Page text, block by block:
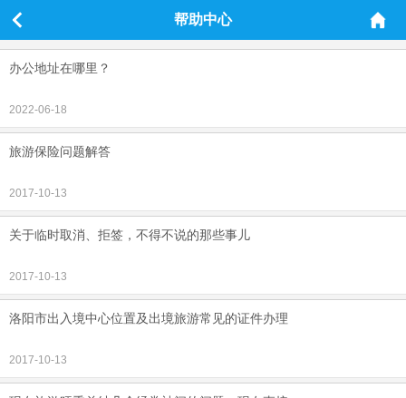
帮助中心
办公地址在哪里？
2022-06-18
旅游保险问题解答
2017-10-13
关于临时取消、拒签，不得不说的那些事儿
2017-10-13
洛阳市出入境中心位置及出境旅游常见的证件办理
2017-10-13